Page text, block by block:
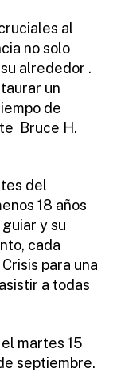
al
no solo
alrededor .
un
de
Bruce H.
del
18 años
y su
cada
para una
a todas
martes 15
septiembre.